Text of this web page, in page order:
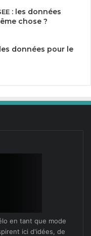
: les données
chose ?
données pour le
en tant que mode
ici d'idées, de